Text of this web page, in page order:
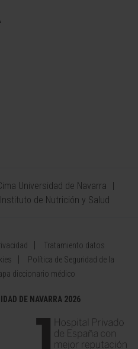
Universidad de Navarra
Instituto de Nutrición y Salud
Tratamiento datos
Política de Seguridad de la
diccionario médico
DE NAVARRA 2026